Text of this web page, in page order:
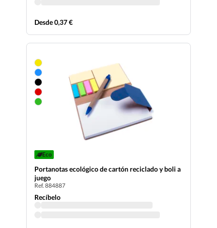
Desde 0,37 €
Eco
Portanotas ecológico de cartón reciclado y boli a
juego
Ref. 884887
Recíbelo